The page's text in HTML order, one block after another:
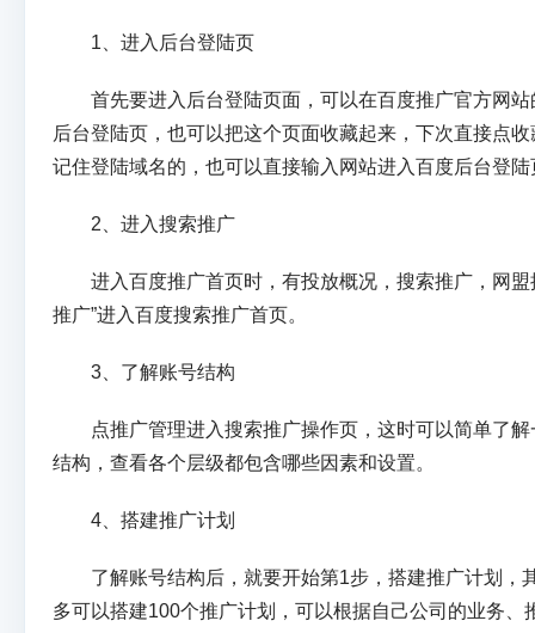
1、进入后台登陆页
首先要进入后台登陆页面，可以在百度推广官方网站
后台登陆页，也可以把这个页面收藏起来，下次直接点
记住登陆域名的，也可以直接输入网站进入百度后台登陆
2、进入搜索推广
进入百度推广首页时，有投放概况，搜索推广，网盟
推广”进入百度搜索推广首页。
3、了解账号结构
点推广管理进入搜索推广操作页，这时可以简单了解
结构，查看各个层级都包含哪些因素和设置。
4、搭建推广计划
了解账号结构后，就要开始第1步，搭建推广计划，
多可以搭建100个推广计划，可以根据自己公司的业务、